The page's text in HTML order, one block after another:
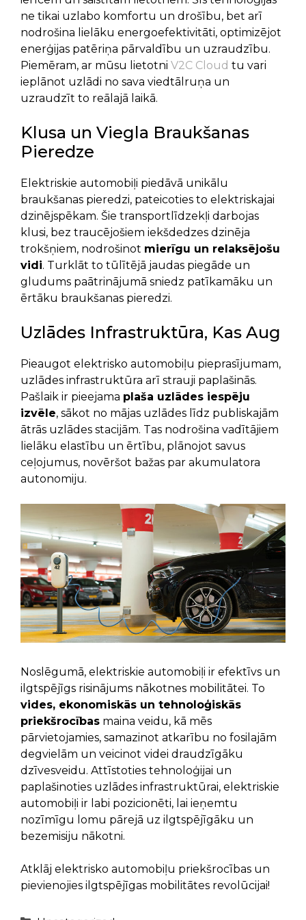
ne tikai uzlabo komfortu un drošību, bet arī
nodrošina lielāku energoefektivitāti, optimizējot
enerģijas patēriņa pārvaldību un uzraudzību.
Piemēram, ar mūsu lietotni V2C Cloud tu vari
ieplānot uzlādi no sava viedtālruņa un
uzraudzīt to reālajā laikā.
Klusa un Viegla Braukšanas
Pieredze
Elektriskie automobiļi piedāvā unikālu
braukšanas pieredzi, pateicoties to elektriskajai
dzinējspēkam. Šie transportlīdzekļi darbojas
klusi, bez traucējošiem iekšdedzes dzinēja
trokšņiem, nodrošinot mierīgu un relaksējošu
vidi. Turklāt to tūlītējā jaudas piegāde un
gludums paātrinājumā sniedz patīkamāku un
ērtāku braukšanas pieredzi.
Uzlādes Infrastruktūra, Kas Aug
Pieaugot elektrisko automobiļu pieprasījumam,
uzlādes infrastruktūra arī strauji paplašinās.
Pašlaik ir pieejama plaša uzlādes iespēju
izvēle, sākot no mājas uzlādes līdz publiskajām
ātrās uzlādes stacijām. Tas nodrošina vadītājiem
lielāku elastību un ērtību, plānojot savus
ceļojumus, novēršot bažas par akumulatora
autonomiju.
Noslēgumā, elektriskie automobiļi ir efektīvs un
ilgtspējīgs risinājums nākotnes mobilitātei. To
vides, ekonomiskās un tehnoloģiskās
priekšrocības maina veidu, kā mēs
pārvietojamies, samazinot atkarību no fosilajām
degvielām un veicinot videi draudzīgāku
dzīvesveidu. Attīstoties tehnoloģijai un
paplašinoties uzlādes infrastruktūrai, elektriskie
automobiļi ir labi pozicionēti, lai ieņemtu
nozīmīgu lomu pārejā uz ilgtspējīgāku un
bezemisiju nākotni.
Atklāj elektrisko automobiļu priekšrocības un
pievienojies ilgtspējīgas mobilitātes revolūcijai!